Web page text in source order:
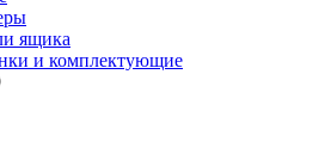
ящика
и комплектующие